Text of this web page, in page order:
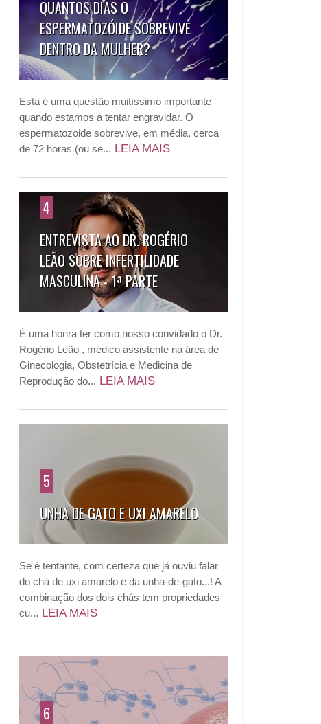
QUANTOS DIAS O
ESPERMATOZÓIDE SOBREVIVE
DENTRO DA MULHER?
Esta é uma questão muitíssimo importante
quando estamos a tentar engravidar. O
espermatozoide sobrevive, em média, cerca
de 72 horas (ou se... LEIA MAIS
4
ENTREVISTA AO DR. ROGÉRIO
LEÃO SOBRE INFERTILIDADE
MASCULINA - 1ª PARTE
É uma honra ter como nosso convidado o Dr.
Rogério Leão , médico assistente na área de
Ginecologia, Obstetrícia e Medicina de
Reprodução do... LEIA MAIS
5
UNHA DE GATO E UXI AMARELO
Se é tentante, com certeza que já ouviu falar
do chá de uxi amarelo e da unha-de-gato...! A
combinação dos dois chás tem propriedades
cu... LEIA MAIS
6